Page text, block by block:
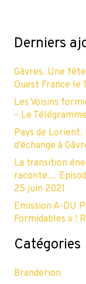
Derniers
Gâvres. Une
Ouest France le
Les Voisins
– Le
Pays de
d’échange à
La transition
raconte…
25 juin 2021
Emission A-DU
Formidables » !
Catégories
Branderion